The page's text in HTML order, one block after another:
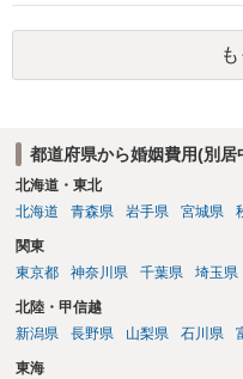
養育費に関するやりとり等が
あるでしょう。 公開相談の場
れることをお勧めいたします。
都道府県から婚姻費用(別
北海道・東北
北海道
青森県 岩手県 宮城県
関東
東京都
神奈川県 千葉県 埼玉県
北陸・甲信越
新潟県
長野県 山梨県 石川県
東海